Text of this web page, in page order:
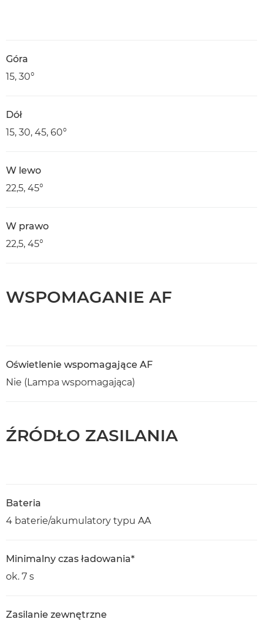
Góra
15, 30°
Dół
15, 30, 45, 60°
W lewo
22,5, 45°
W prawo
22,5, 45°
WSPOMAGANIE AF
Oświetlenie wspomagające AF
Nie (Lampa wspomagająca)
ŹRÓDŁO ZASILANIA
Bateria
4 baterie/akumulatory typu AA
Minimalny czas ładowania*
ok. 7 s
Zasilanie zewnętrzne